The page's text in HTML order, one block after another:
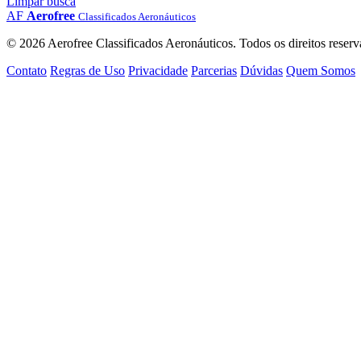
AF Aerofree Classificados Aeronáuticos
© 2026 Aerofree Classificados Aeronáuticos. Todos os direitos
Contato Regras de Uso Privacidade Parcerias Dúvidas Quem Somos